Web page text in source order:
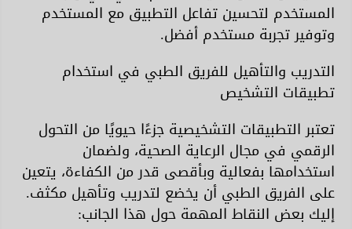
المستخدم لتحسين تفاعل التطبيق مع المستخدم
وتوفير تجربة مستخدم أفضل.
التدريب والتأهيل للفريق الطبي في استخدام
تطبيقات التشخيص
تعتبر التطبيقات التشخيصية جزءًا حيويًا من التحول
الرقمي في مجال الرعاية الصحية، ولضمان
استخدامها بفعالية وبأقصى قدر من الكفاءة، يتعين
على الفريق الطبي أن يخضع لتدريب وتأهيل مكثف.
إليك بعض النقاط المهمة حول هذا الجانب: